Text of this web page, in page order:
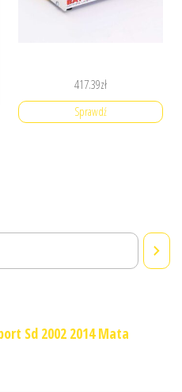
417.39zł
Sprawdź
Sd 2002 2014 Mata